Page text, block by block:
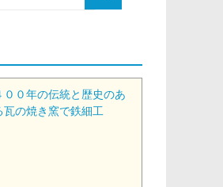
００年の伝統と歴史のあ
瓦の焼き窯で鉄細工